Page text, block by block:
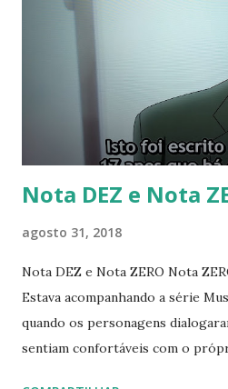
família. Nagado: “ Ensaios e
religião, política, gênero,
aborto, nostalgia, auto-ajuda e
segunda parte do e-book,
Carvalho, Luiz Felipe Pondé,
Scruton, Arthur Schopenhauer,
Nota DEZ e Nota
agosto 31, 2018
Nota DEZ e Nota ZERO Nota
Estava acompanhando a série
quando os personagens
sentiam confortáveis com o